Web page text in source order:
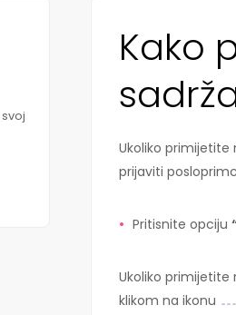
Kako
Ukoliko
prijaviti
Pritisnite opciju
Ukoliko primijetite
klikom na ikonu